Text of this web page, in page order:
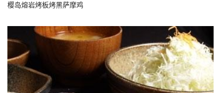
樱岛熔岩烤板烤黑萨摩鸡